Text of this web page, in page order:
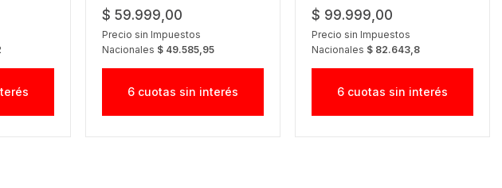
$ 59.999,00
Precio sin Impuestos
Nacionales $ 49.585,95
6 cuotas sin interés
$ 99.999,00
Precio sin Impuestos
Nacionales $ 82.643,8
6 cuotas sin interés